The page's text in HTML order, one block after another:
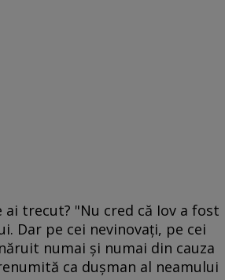
trecut? "Nu cred că Iov a fost
Dar pe cei nevinovaţi, pe cei
numai şi numai din cauza
ca duşman al neamului